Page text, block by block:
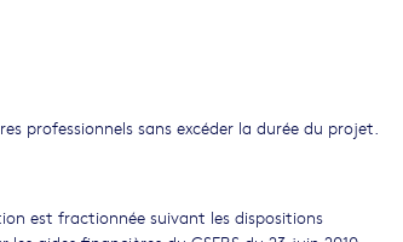
professionnels sans excéder la durée du projet.
est fractionnée suivant les dispositions